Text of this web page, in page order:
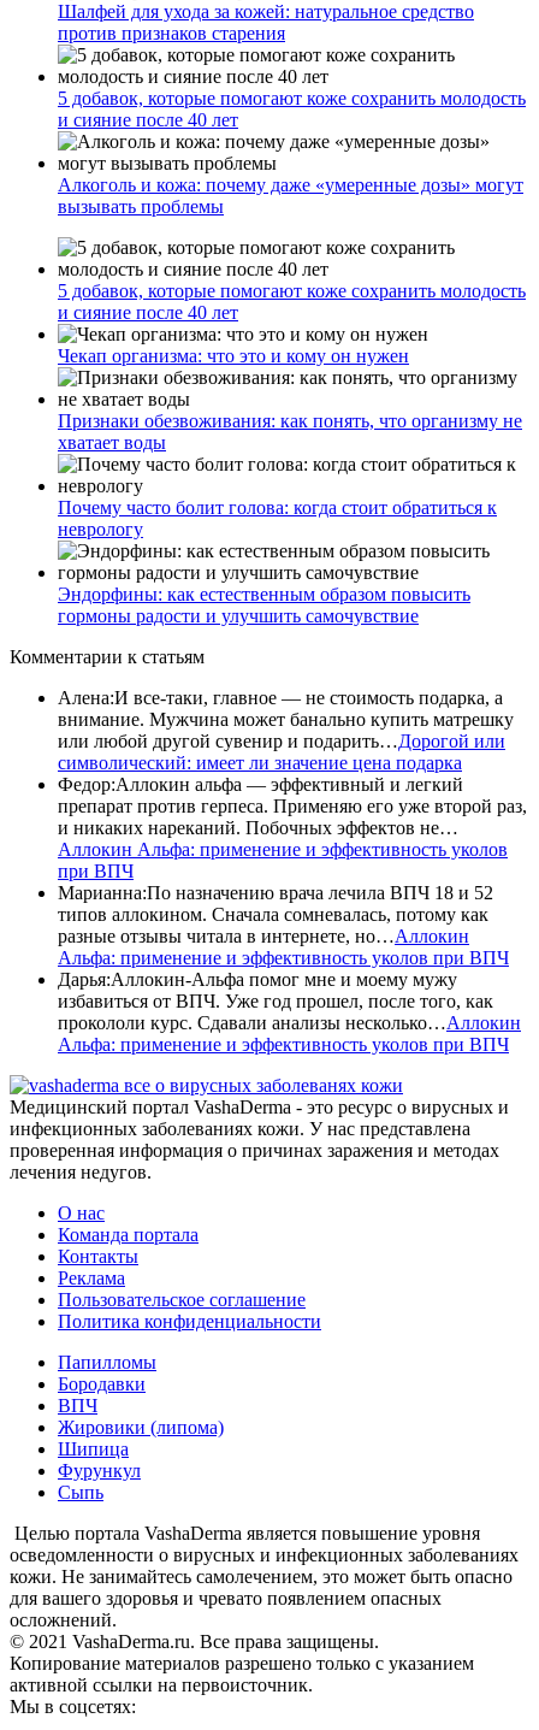
Шалфей для ухода за кожей: натуральное средство
против признаков старения
5 добавок, которые помогают коже сохранить молодость
и сияние после 40 лет
Алкоголь и кожа: почему даже «умеренные дозы» могут
вызывать проблемы
5 добавок, которые помогают коже сохранить молодость
и сияние после 40 лет
Чекап организма: что это и кому он нужен
Признаки обезвоживания: как понять, что организму не
хватает воды
Почему часто болит голова: когда стоит обратиться к
неврологу
Эндорфины: как естественным образом повысить
гормоны радости и улучшить самочувствие
Комментарии к статьям
Алена:И все-таки, главное — не стоимость подарка, а
внимание. Мужчина может банально купить матрешку
или любой другой сувенир и подарить…Дорогой или
символический: имеет ли значение цена подарка
Федор:Аллокин альфа — эффективный и легкий
препарат против герпеса. Применяю его уже второй раз,
и никаких нареканий. Побочных эффектов не…
Аллокин Альфа: применение и эффективность уколов
при ВПЧ
Марианна:По назначению врача лечила ВПЧ 18 и 52
типов аллокином. Сначала сомневалась, потому как
разные отзывы читала в интернете, но…Аллокин
Альфа: применение и эффективность уколов при ВПЧ
Дарья:Аллокин-Альфа помог мне и моему мужу
избавиться от ВПЧ. Уже год прошел, после того, как
прокололи курс. Сдавали анализы несколько…Аллокин
Альфа: применение и эффективность уколов при ВПЧ
все о вирусных заболеванях кожи
Медицинский портал VashaDerma - это ресурс о вирусных и
инфекционных заболеваниях кожи. У нас представлена
проверенная информация о причинах заражения и методах
лечения недугов.
О нас
Команда портала
Контакты
Реклама
Пользовательское соглашение
Политика конфиденциальности
Папилломы
Бородавки
ВПЧ
Жировики (липома)
Шипица
Фурункул
Сыпь
Целью портала VashaDerma является повышение уровня
осведомленности о вирусных и инфекционных заболеваниях
кожи. Не занимайтесь самолечением, это может быть опасно
для вашего здоровья и чревато появлением опасных
осложнений.
© 2021 VashaDerma.ru. Все права защищены.
Копирование материалов разрешено только с указанием
активной ссылки на первоисточник.
Мы в соцсетях: